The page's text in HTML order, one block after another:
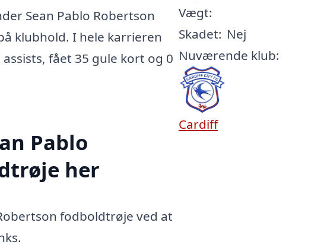
Sean Pablo Robertson
klubhold. I hele karrieren
fået 35 gule kort og 0
Pablo
her
fodboldtrøje ved at
Vægt:
Skadet: Nej
Nuværende klub:
Cardiff